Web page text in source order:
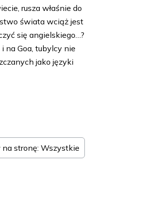
rusza właśnie do
świata wciąż jest
się angielskiego…?
na Goa, tubylcy nie
jako języki
stronę: Wszystkie